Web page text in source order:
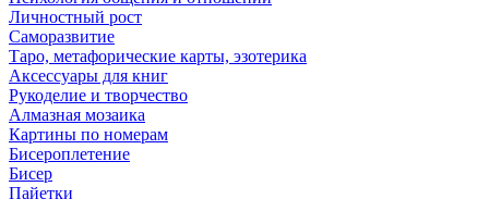
Личностный рост
Саморазвитие
Таро, метафорические карты, эзотерика
Аксессуары для книг
Рукоделие и творчество
Алмазная мозаика
Картины по номерам
Бисероплетение
Бисер
Пайетки